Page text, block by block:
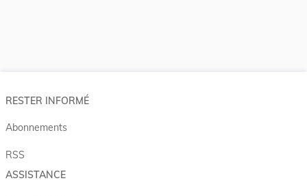
RESTER INFORMÉ
Abonnements
RSS
ASSISTANCE